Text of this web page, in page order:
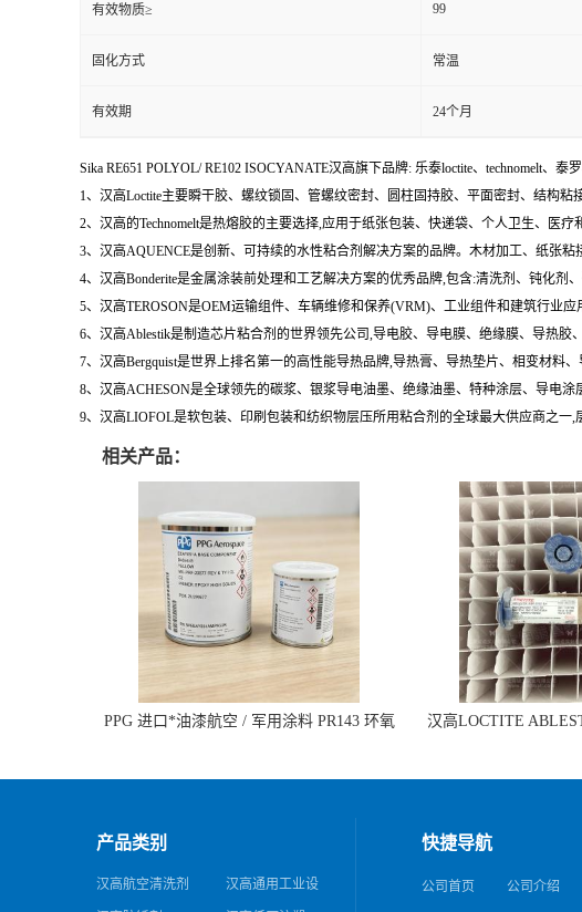
有效物质≥ 99
固化方式 常温
有效期 24个月
Sika RE651 POLYOL/ RE102 ISOCYANATE汉高旗下品牌: 乐泰loctite、technomelt、泰
1、汉高Loctite主要瞬干胶、螺纹锁固、管螺纹密封、圆柱固持胶、平面密封、结构粘
2、汉高的Technomelt是热熔胶的主要选择,应用于纸张包装、快递袋、个人卫生、医疗
3、汉高AQUENCE是创新、可持续的水性粘合剂解决方案的品牌。木材加工、纸张粘
4、汉高Bonderite是金属涂装前处理和工艺解决方案的优秀品牌,包含:清洗剂、钝化剂
5、汉高TEROSON是OEM运输组件、车辆维修和保养(VRM)、工业组件和建筑行业
6、汉高Ablestik是制造芯片粘合剂的世界领先公司,导电胶、导电膜、绝缘膜、导热
7、汉高Bergquist是世界上排名第一的高性能导热品牌,导热膏、导热垫片、相变材料
8、汉高ACHESON是全球领先的碳浆、银浆导电油墨、绝缘油墨、特种涂层、导电涂
9、汉高LIOFOL是软包装、印刷包装和纺织物层压所用粘合剂的全球最大供应商之一
相关产品：
PPG 进口*油漆航空 / 军用涂料 PR143 环氧
汉高LOCTITE
产品类别
汉高航空清洗剂 汉高通用工业设
快捷导航
公司首页 公司介绍